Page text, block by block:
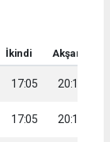
İkindi Akşam
17:05 20:16
17:05 20:15